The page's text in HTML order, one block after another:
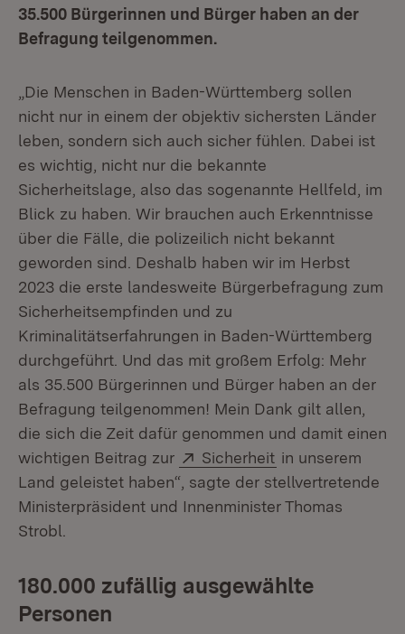
35.500 Bürgerinnen und Bürger haben an der
Befragung teilgenommen.
„Die Menschen in Baden-Württemberg sollen
nicht nur in einem der objektiv sichersten Länder
leben, sondern sich auch sicher fühlen. Dabei ist
es wichtig, nicht nur die bekannte
Sicherheitslage, also das sogenannte Hellfeld, im
Blick zu haben. Wir brauchen auch Erkenntnisse
über die Fälle, die polizeilich nicht bekannt
geworden sind. Deshalb haben wir im Herbst
2023 die erste landesweite Bürgerbefragung zum
Sicherheitsempfinden und zu
Kriminalitätserfahrungen in Baden-Württemberg
durchgeführt. Und das mit großem Erfolg: Mehr
als 35.500 Bürgerinnen und Bürger haben an der
Befragung teilgenommen! Mein Dank gilt allen,
die sich die Zeit dafür genommen und damit einen
wichtigen Beitrag zur
Extern:
Sicherheit (Öffnet in
in unserem
Land geleistet haben“, sagte der stellvertretende
Ministerpräsident und Innenminister Thomas
Strobl.
180.000 zufällig ausgewählte
Personen